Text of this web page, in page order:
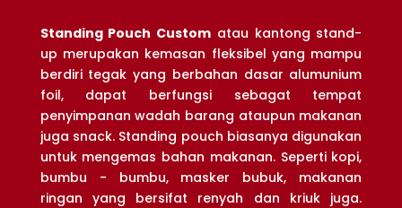
Standing Pouch Custom atau kantong stand-
up merupakan kemasan fleksibel yang mampu
berdiri tegak yang berbahan dasar alumunium
foil, dapat berfungsi sebagat tempat
penyimpanan wadah barang ataupun makanan
juga snack. Standing pouch biasanya digunakan
untuk mengemas bahan makanan. Seperti kopi,
bumbu - bumbu, masker bubuk, makanan
ringan yang bersifat renyah dan kriuk juga.